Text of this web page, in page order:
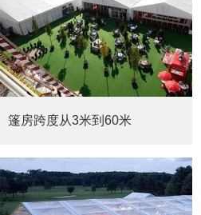
篷房跨度从3米到60米